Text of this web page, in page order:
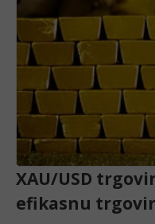
XAU/USD
efikasnu